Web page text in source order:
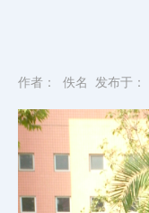
作者： 佚名 发布于